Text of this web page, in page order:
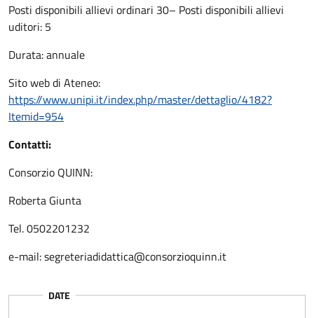
Posti disponibili allievi ordinari 30– Posti disponibili allievi
uditori: 5
Durata: annuale
Sito web di Ateneo:
https://www.unipi.it/index.php/master/dettaglio/4182?
Itemid=954
Contatti:
Consorzio QUINN:
Roberta Giunta
Tel. 0502201232
e-mail: segreteriadidattica@consorzioquinn.it
DATE